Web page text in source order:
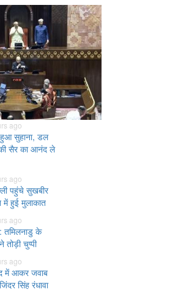
ago
सुहाना, डल
सैर का आनंद ले
ago
पहुंचे सुखबीर
हुई मुलाकात
ago
तमिलनाडु के
चुप्पी
ago
में आकर जवाब
सिंह रंधावा